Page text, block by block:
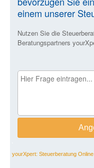
yourXpert: Steuerberatung Online